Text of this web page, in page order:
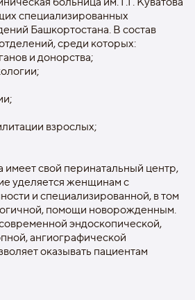
специализированных
Башкортостана. В состав
среди которых:
и донорства;
взрослых;
имеет свой перинатальный центр,
уделяется женщинам с
и специализированной, в том
помощи новорожденным.
эндоскопической,
ангиографической
оказывать пациентам
даже в самых сложных случаях.
диагностику и лечение
и выполняется порядка 19